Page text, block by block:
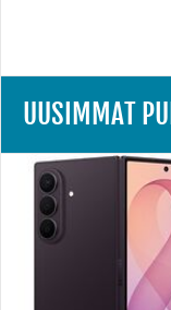
UUSIMMAT